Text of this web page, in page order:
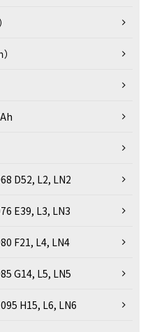
D52, L2, LN2
E39, L3, LN3
F21, L4, LN4
G14, L5, LN5
H15, L6, LN6